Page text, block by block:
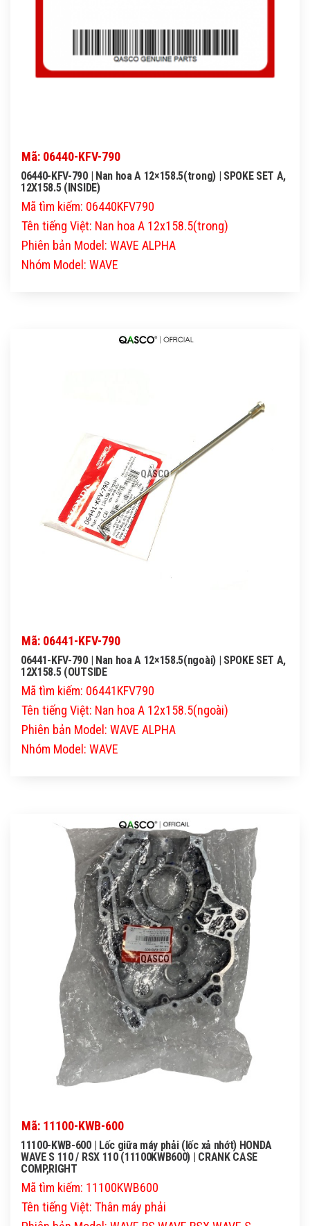
Mã: 06440-KFV-790
06440-KFV-790 | Nan hoa A 12×158.5(trong) | SPOKE SET A,
12X158.5 (INSIDE)
Mã tìm kiếm: 06440KFV790
Tên tiếng Việt: Nan hoa A 12x158.5(trong)
Phiên bản Model: WAVE ALPHA
Nhóm Model: WAVE
QASCO
Mã: 06441-KFV-790
06441-KFV-790 | Nan hoa A 12×158.5(ngoài) | SPOKE SET A,
12X158.5 (OUTSIDE
Mã tìm kiếm: 06441KFV790
Tên tiếng Việt: Nan hoa A 12x158.5(ngoài)
Phiên bản Model: WAVE ALPHA
Nhóm Model: WAVE
QASCO
Mã: 11100-KWB-600
11100-KWB-600 | Lốc giữa máy phải (lốc xả nhớt) HONDA
WAVE S 110 / RSX 110 (11100KWB600) | CRANK CASE
COMP,RIGHT
Mã tìm kiếm: 11100KWB600
Tên tiếng Việt: Thân máy phải